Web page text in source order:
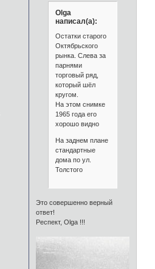
Olga
написал(а):
Остатки старого
Октябрьского
рынка. Слева за
парнями
торговый ряд,
который шёл
кругом.
На этом снимке
1965 года его
хорошо видно
На заднем плане
стандартные
дома по ул.
Толстого
Это совершенно верный
ответ!
Респект, Olga !!!